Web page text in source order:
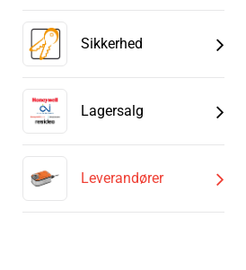
Sikkerhed
Lagersalg
Leverandører